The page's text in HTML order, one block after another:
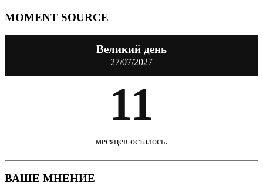
MOMENT SOURCE
Великий день
27/07/2027
11
месяцев осталось.
ВАШЕ МНЕНИЕ